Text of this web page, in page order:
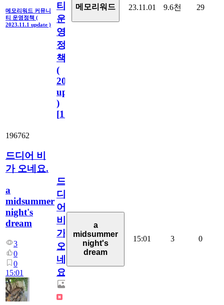
메모리워드 커뮤니
티 운영정책 (
2023.11.1 update )
티
운
영
정
책
(
2023.11.1
update
)
[110
메모리워드 23.11.01 9.6천 29
196762
드디어 비
가 오네요.
a
midsummer
night's
dream
3
0
0
15:01
드
디
어
비
가
오
네
요.
a
midsummer
night's
dream
15:01 3 0